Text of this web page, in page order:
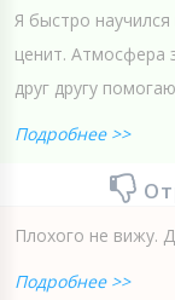
Я быстро
ценит. Атмосфера
друг другу
Подробнее >>
Плохого не вижу.
Подробнее >>